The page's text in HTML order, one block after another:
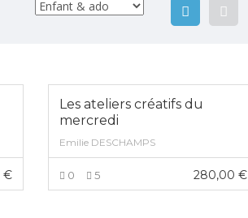
€
Les ateliers créatifs du
mercredi
Emilie DESCHAMPS
0 5 280,00 €